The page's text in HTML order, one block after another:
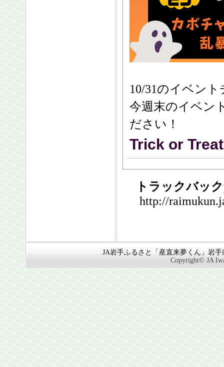
10/31のイベン
今週末のイベン
ださい！
Trick or
トラックバッ
http://
JA岩手ふるさと「産直来夢くん」岩
Copyright© JA